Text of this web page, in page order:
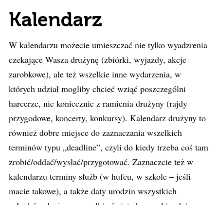
Kalendarz
W kalendarzu możecie umieszczać nie tylko wyadzrenia
czekające Wasza drużynę (zbiórki, wyjazdy, akcje
zarobkowe), ale też wszelkie inne wydarzenia, w
których udział mogliby chcieć wziąć poszczególni
harcerze, nie koniecznie z ramienia drużyny (rajdy
przygodowe, koncerty, konkursy). Kalendarz drużyny to
również dobre miejsce do zaznaczania wszelkich
terminów typu „deadline”, czyli do kiedy trzeba coś tam
zrobić/oddać/wysłać/przygotować. Zaznaczcie też w
kalendarzu terminy służb (w hufcu, w szkole – jeśli
macie takowe), a także daty urodzin wszystkich